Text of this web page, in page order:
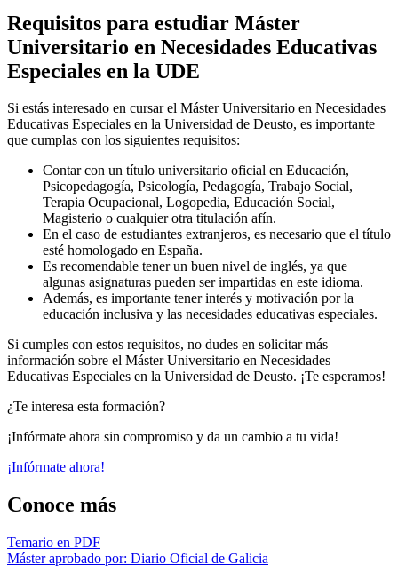
Requisitos para estudiar Máster
Universitario en Necesidades Educativas
Especiales en la UDE
Si estás interesado en cursar el Máster Universitario en Necesidades
Educativas Especiales en la Universidad de Deusto, es importante
que cumplas con los siguientes requisitos:
Contar con un título universitario oficial en Educación,
Psicopedagogía, Psicología, Pedagogía, Trabajo Social,
Terapia Ocupacional, Logopedia, Educación Social,
Magisterio o cualquier otra titulación afín.
En el caso de estudiantes extranjeros, es necesario que el título
esté homologado en España.
Es recomendable tener un buen nivel de inglés, ya que
algunas asignaturas pueden ser impartidas en este idioma.
Además, es importante tener interés y motivación por la
educación inclusiva y las necesidades educativas especiales.
Si cumples con estos requisitos, no dudes en solicitar más
información sobre el Máster Universitario en Necesidades
Educativas Especiales en la Universidad de Deusto. ¡Te esperamos!
¿Te interesa esta formación?
¡Infórmate ahora sin compromiso y da un cambio a tu vida!
¡Infórmate ahora!
Conoce más
Temario en PDF
Máster aprobado por: Diario Oficial de Galicia